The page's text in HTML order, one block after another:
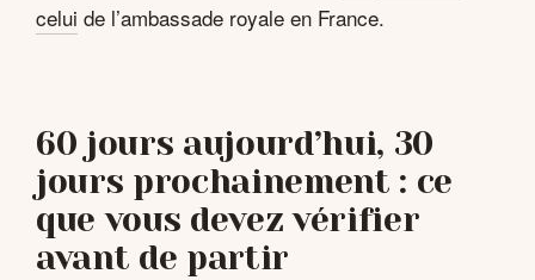
celui de l’ambassade royale en France.
60 jours aujourd’hui, 30
jours prochainement : ce
que vous devez vérifier
avant de partir